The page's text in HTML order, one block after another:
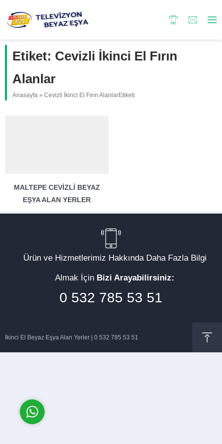
Etiket: Cevizli İkinci El Fırın
Alanlar
Anasayfa » Cevizli İkinci El Fırın AlanlarEtiketi
MALTEPE CEVIZLI BEYAZ
EŞYA ALAN YERLER
Ürün ve Hizmetlerimiz Hakkında Daha Fazla Bilgi
Almak İçin Bizi Arayabilirsiniz:
0 532 785 53 51
İkinci El Beyaz Eşya Alan Yerler | 0 532 785 53 51